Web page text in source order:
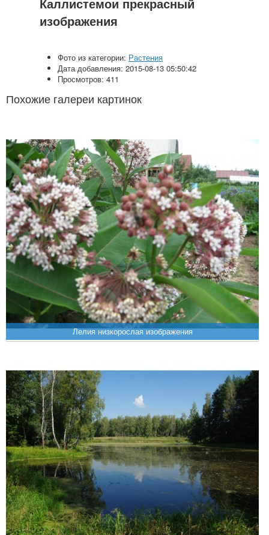
изображения
Фото из категории: Растения
Дата добавления: 2015-08-13 05:50:42
Просмотров: 411
Похожие галереи картинок
Лелия низкорослая изображения